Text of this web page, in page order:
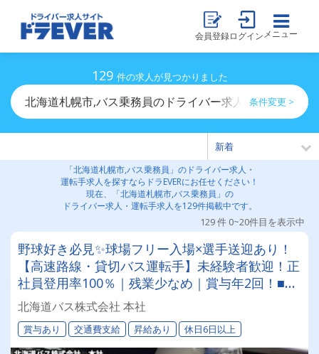
会員登録ログイン メニュー
129 件の求人が見つかりました
北海道札幌市,バス乗務員のドライバー求人・運転手求人
条件変更 >
「北海道札幌市,バス乗務員」のドライバー求人・
運転手求人を探すならドラEVERにお任せください！
現在、「北海道札幌市,バス乗務員」の
ドライバー求人・運転手求人を129件掲載中です。
129 件 0~20件目を表示中
野球好き必見✨球場フリー入場×選手送迎あり！
【高速路線・貸切バス運転手】未経験者歓迎！正
社員登用率100％｜残業少なめ｜賞与年2回！■従
業員約1,200名、車両400台。全国に展開する東
京バスグループのグループ会社です！
北海道バス株式会社 本社
賞与あり 交通費支給 昇給あり 休日6日以上